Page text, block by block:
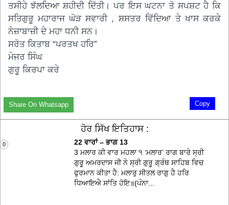
ਤਸੀਹੇ ਝੱਲਦਿਆ ਸ਼ਹੀਦੀ ਦਿੱਤੀ। ਪਰ ਇਸ ਘਟਨਾ ਤੋ ਸਪਸ਼ਟ ਹੈ ਕਿ
ਸਤਿਗੁਰੂ ਮਹਾਰਾਜ ਘੋੜ ਸਵਾਰੀ , ਸ਼ਸਤਰ ਵਿੱਦਿਆ ਤੇ ਖਾਸ ਕਰਕੇ
ਨੇਜ਼ਾਬਾਜ਼ੀ ਦੇ ਮਹਾ ਧਨੀ ਸਨ।
ਸਰੋਤ ਕਿਤਾਬ “ਪਰਤਖ ਹਰਿ”
ਮੇਜਰ ਸਿੰਘ
ਗੁਰੂ ਕਿਰਪਾ ਕਰੇ
Copy
Share On Whatsapp
ਹੋਰ ਸਿੱਖ ਇਤਿਹਾਸ :
0
22 ਵਾਰਾਂ – ਭਾਗ 13
3 ਮਲਾਰ ਕੀ ਵਾਰ ਮਹਲਾ ੧ ‘ਮਲਾਰ’ ਰਾਗ ਬਾਰੇ ਸ੍ਰੀ
ਗੁਰੂ ਅਮਰਦਾਸ ਜੀ ਨੇ ਸ੍ਰੀ ਗੁਰੂ ਗ੍ਰੰਥ ਸਾਹਿਬ ਵਿਚ
ਫੁਰਮਾਨ ਕੀਤਾ ਹੈ: ਮਲਾਰੁ ਸੀਤਲ ਰਾਗੁ ਹੈ ਹਰਿ
ਧਿਆਇਐ ਸਾਂਤਿ ਹੋਇ॥(ਪੰਨਾ...